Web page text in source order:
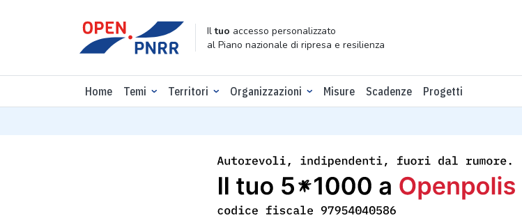
Iltuo accesso personalizzato
al Piano nazionale di ripresa e resilienza
Home Temi Territori Organizzazioni Misure Scadenze Progetti